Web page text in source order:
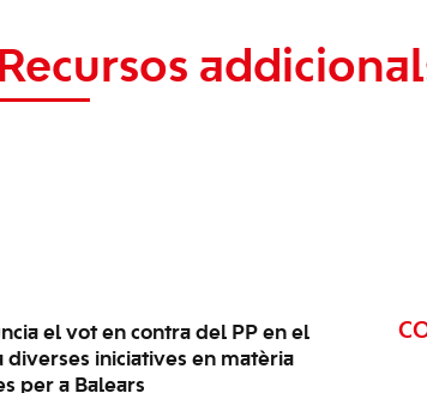
Recursos
el vot en contra del PP en el
diverses iniciatives en matèria
per a Balears